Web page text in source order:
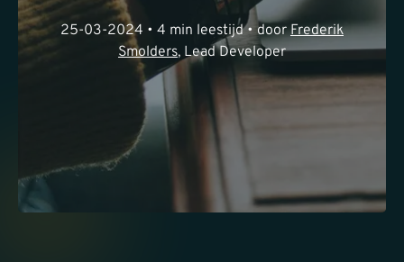
25-03-2024 • 4 min leestijd • doorFrederik
Smolders, Lead Developer